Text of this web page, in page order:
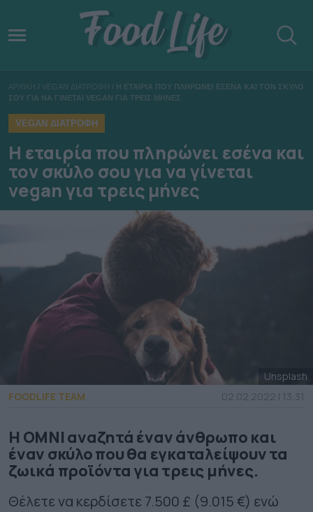
ΑΡΧΙΚΗ / VEGAN ΔΙΑΤΡΟΦΗ / Η ΕΤΑΙΡΙΑ ΠΟΥ ΠΛΗΡΩΝΕΙ ΕΣΕΝΑ ΚΑΙ ΤΟΝ ΣΚΥΛΟ
ΣΟΥ ΓΙΑ ΝΑ ΓΙΝΕΤΑΙ VEGAN ΓΙΑ ΤΡΕΙΣ ΜΗΝΕΣ
VEGAN ΔΙΑΤΡΟΦΗ
Η εταιρία που πληρώνει εσένα και
τον σκύλο σου για να γίνεται
vegan για τρεις μήνες
Unsplash
FOODLIFE TEAM
02.02.2022 | 13:31
Η OMNI αναζητά έναν άνθρωπο και
έναν σκύλο που θα εγκαταλείψουν τα
ζωικά προϊόντα για τρεις μήνες.
Θέλετε να κερδίσετε 7.500 £ (9.015 €) ενώ